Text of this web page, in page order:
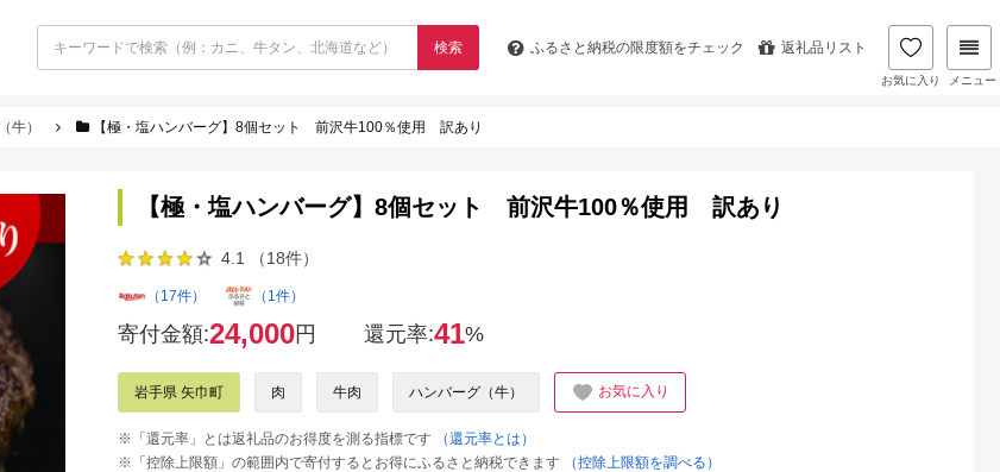
検索 ふるさと納税の限度額をチェック 返礼品リスト
お気に入り メニュー
牛） 【極・塩ハンバーグ】8個セット 前沢牛100％使用 訳あり
【極・塩ハンバーグ】8個セット 前沢牛100％使用 訳あり
4.1 （18件）
（17件） （1件）
寄付金額:24,000円 還元率:41%
岩手県 矢巾町 肉 牛肉 ハンバーグ（牛） お気に入り
※「還元率」とは返礼品のお得度を測る指標です
（還元率とは）
※「控除上限額」の範囲内で寄付するとお得にふるさと納税できます
（控除上限額を調べる）